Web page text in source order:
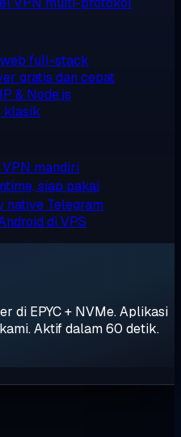
full-stack
gratis dan cepat
& Node.js
klasik
mandiri
siap pakai
native Telegram
di VPS
di EPYC + NVMe. Aplikasi
Aktif dalam 60 detik.